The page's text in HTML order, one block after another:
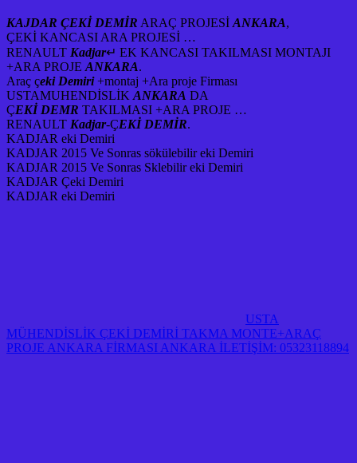
KAJDAR ÇEKİ DEMİR ARAÇ PROJESİ ANKARA,
ÇEKİ KANCASI ARA PROJESİ …
RENAULT Kadjar↵ EK KANCASI TAKILMASI MONTAJI
+ARA PROJE ANKARA.
Araç çeki Demiri+montaj +Ara proje Firması
USTAMUHENDİSLİK ANKARA DA
ÇEKİ DEMR TAKILMASI +ARA PROJE …
RENAULT Kadjar-ÇEKİ DEMİR.
KADJAR eki Demiri
KADJAR 2015 Ve Sonras sökülebilir eki Demiri
KADJAR 2015 Ve Sonras Sklebilir eki Demiri
KADJAR Çeki Demiri
KADJAR eki Demiri
USTA
MÜHENDİSLİK ÇEKİ DEMİRİ TAKMA MONTE+ARAÇ
PROJE ANKARA FİRMASI ANKARA İLETİŞİM: 05323118894